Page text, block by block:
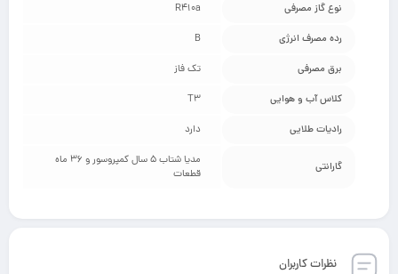
نوع گاز مصرفی R410a
رده مصرف انرژی B
برق مصرفی تک فاز
کلاس آب و هوایی T3
رادیات طلایی دارد
گارانتی
مدیا شتاب 5 سال کمپروسور و 36 ماه
قطعات
نظرات کاربران